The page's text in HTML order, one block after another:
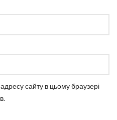
сайту в цьому браузері